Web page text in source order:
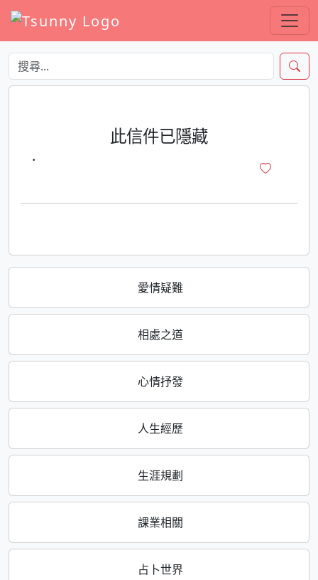
愛情疑難
相處之道
心情抒發
人生經歷
生涯規劃
課業相關
占卜世界
此信件已隱藏
·